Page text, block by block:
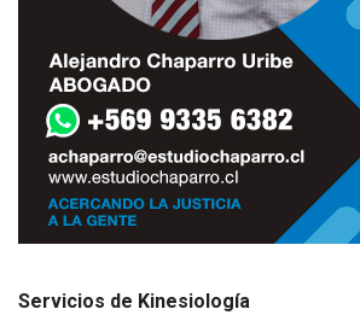
Servicios de Kinesiología